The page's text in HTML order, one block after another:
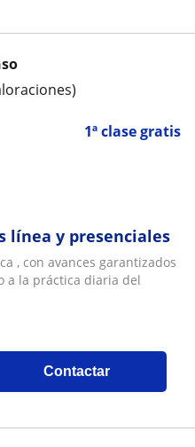
1ª clase gratis
línea y presenciales
, con avances garantizados
a la práctica diaria del
Contactar